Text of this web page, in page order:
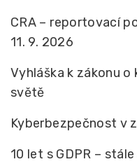
CRA – reportovací
11. 9. 2026
Vyhláška k zákonu
světě
Kyberbezpečnost v
10 let s GDPR –